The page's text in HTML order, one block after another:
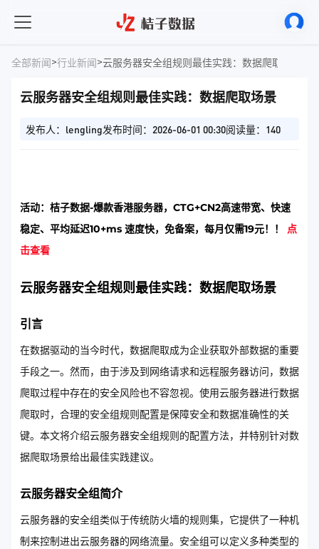
全部新闻>行业新闻>云服务器安全组规则最佳实践：数据爬取场景
云服务器安全组规则最佳实践：数据爬取场景
发布人：lengling发布时间：2026-06-01 00:30阅读量：140
活动：桔子数据-爆款香港服务器，CTG+CN2高速带宽、快速
稳定、平均延迟10+ms 速度快，免备案，每月仅需19元！！ 点
击查看
云服务器安全组规则最佳实践：数据爬取场景
引言
在数据驱动的当今时代，数据爬取成为企业获取外部数据的重要
手段之一。然而，由于涉及到网络请求和远程服务器访问，数据
爬取过程中存在的安全风险也不容忽视。使用云服务器进行数据
爬取时，合理的安全组规则配置是保障安全和数据准确性的关
键。本文将介绍云服务器安全组规则的配置方法，并特别针对数
据爬取场景给出最佳实践建议。
云服务器安全组简介
云服务器的安全组类似于传统防火墙的规则集，它提供了一种机
制来控制进出云服务器的网络流量。安全组可以定义多种类型的